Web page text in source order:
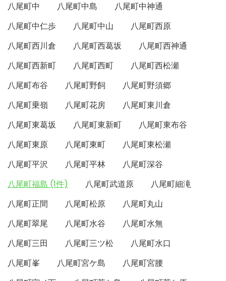
八尾町中
八尾町中島
八尾町中神通
八尾町中仁歩
八尾町中山
八尾町西原
八尾町西川倉
八尾町西葛坂
八尾町西神通
八尾町西新町
八尾町西町
八尾町西松瀬
八尾町布谷
八尾町野飼
八尾町野須郷
八尾町乗嶺
八尾町花房
八尾町東川倉
八尾町東葛坂
八尾町東新町
八尾町東布谷
八尾町東原
八尾町東町
八尾町東松瀬
八尾町平沢
八尾町平林
八尾町深谷
八尾町福島 (1件)
八尾町武道原
八尾町細滝
八尾町正間
八尾町松原
八尾町丸山
八尾町翠尾
八尾町水谷
八尾町水無
八尾町三田
八尾町三ツ松
八尾町水口
八尾町峯
八尾町宮ケ島
八尾町宮腰